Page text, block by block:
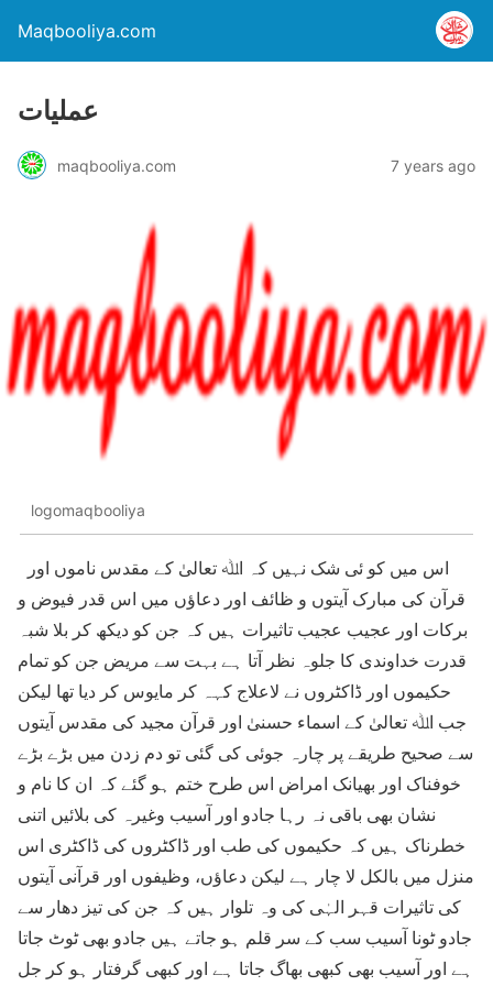
Maqbooliya.com
عملیات
maqbooliya.com 7 years ago
logomaqbooliya
قرآن کی مبارک آیتوں و ظائف اور دعاؤں میں اس قدر فیوض و
برکات اور عجیب عجیب تاثیرات ہیں کہ جن کو دیکھ کر بلا شبہ
قدرت خداوندی کا جلوہ نظر آتا ہے بہت سے مریض جن کو تمام
حکیموں اور ڈاکٹروں نے لاعلاج کہہ کر مایوس کر دیا تھا لیکن
جب اﷲ تعالیٰ کے اسماء حسنیٰ اور قرآن مجید کی مقدس آیتوں
سے صحیح طریقے پر چارہ جوئی کی گئی تو دم زدن میں بڑے بڑے
خوفناک اور بھیانک امراض اس طرح ختم ہو گئے کہ ان کا نام و
نشان بھی باقی نہ رہا جادو اور آسیب وغیرہ کی بلائیں اتنی
خطرناک ہیں کہ حکیموں کی طب اور ڈاکٹروں کی ڈاکٹری اس
منزل میں بالکل لا چار ہے لیکن دعاؤں، وظیفوں اور قرآنی آیتوں
کی تاثیرات قہر الہٰی کی وہ تلوار ہیں کہ جن کی تیز دھار سے
جادو ٹونا آسیب سب کے سر قلم ہو جاتے ہیں جادو بھی ٹوٹ جاتا
ہے اور آسیب بھی کبھی بھاگ جاتا ہے اور کبھی گرفتار ہو کر جل